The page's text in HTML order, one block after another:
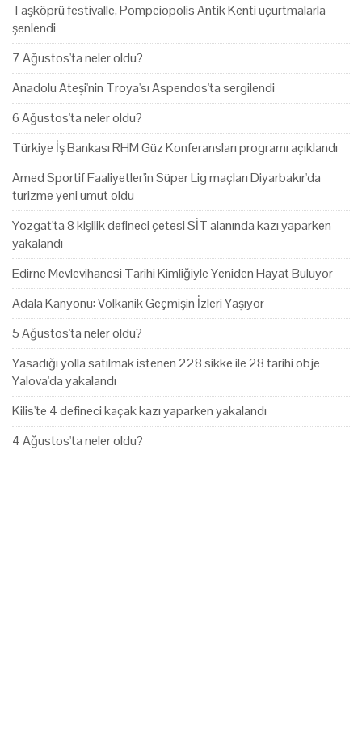
Taşköprü festivalle, Pompeiopolis Antik Kenti uçurtmalarla
şenlendi
7 Ağustos'ta neler oldu?
Anadolu Ateşi'nin Troya'sı Aspendos'ta sergilendi
6 Ağustos'ta neler oldu?
Türkiye İş Bankası RHM Güz Konferansları programı açıklandı
Amed Sportif Faaliyetler'in Süper Lig maçları Diyarbakır'da
turizme yeni umut oldu
Yozgat'ta 8 kişilik defineci çetesi SİT alanında kazı yaparken
yakalandı
Edirne Mevlevihanesi Tarihi Kimliğiyle Yeniden Hayat Buluyor
Adala Kanyonu: Volkanik Geçmişin İzleri Yaşıyor
5 Ağustos'ta neler oldu?
Yasadığı yolla satılmak istenen 228 sikke ile 28 tarihi obje
Yalova'da yakalandı
Kilis'te 4 defineci kaçak kazı yaparken yakalandı
4 Ağustos'ta neler oldu?